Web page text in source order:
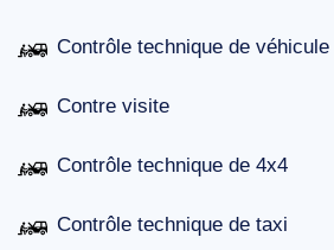
Contrôle technique de véhicule
Contre visite
Contrôle technique de 4x4
Contrôle technique de taxi